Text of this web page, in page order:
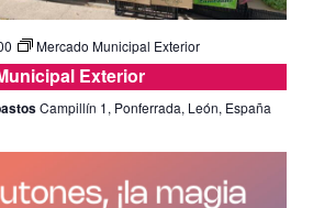
Mercado Municipal Exterior
Exterior
Campillín 1, Ponferrada, León, España